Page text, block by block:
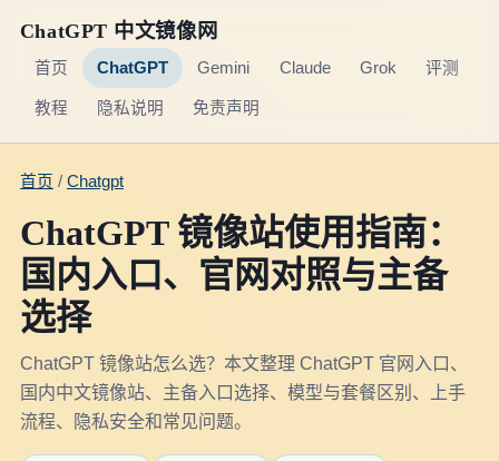
ChatGPT 中文镜像网
首页 ChatGPT Gemini Claude Grok 评测
教程 隐私说明 免责声明
首页 / Chatgpt
ChatGPT 镜像站使用指南：
国内入口、官网对照与主备
选择
ChatGPT 镜像站怎么选？本文整理 ChatGPT 官网入口、
国内中文镜像站、主备入口选择、模型与套餐区别、上手
流程、隐私安全和常见问题。